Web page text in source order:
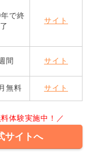
で終
了
サイト
間 サイト
無料 サイト
体験実施中！／
サイトへ